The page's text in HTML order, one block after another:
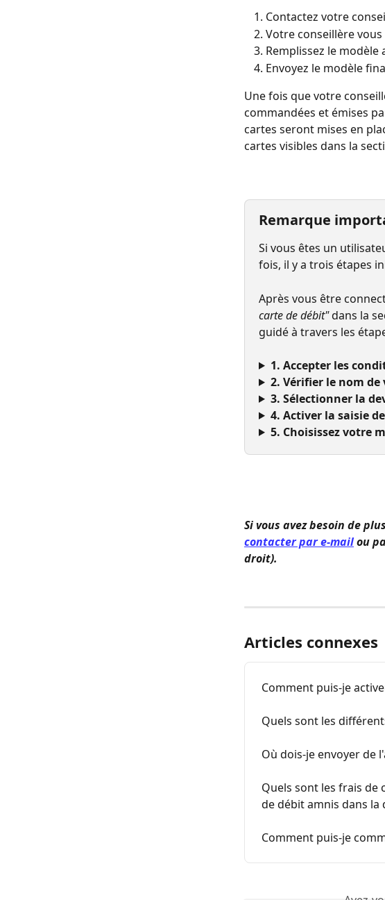
Contactez votre
Votre conseillère
Remplissez le
Envoyez le modèle
Une fois que votre
commandées et émises
cartes seront mises en
cartes visibles dans la
Remarque
Si vous êtes un
fois, il y a trois étapes
Après vous être
carte de débit" dans la
guidé à travers les
1. Accepter les
2. Vérifier le nom
3. Sélectionner la
4. Activer la saisie
5. Choisissez votre
Si vous avez besoin de
contacter par e-mail ou
droit).
Articles connexes
Comment puis-je
Quels sont les
Où dois-je envoyer de
Quels sont les frais de
de débit amnis dans la
Comment puis-je